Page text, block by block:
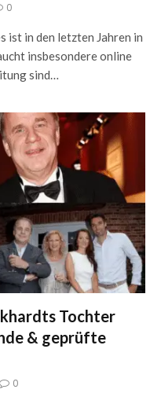
0
ist in den letzten Jahren in
insbesondere online
sind…
Tochter
& geprüfte
0